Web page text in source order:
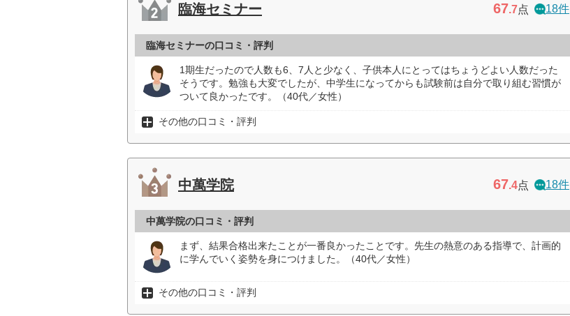
臨海セミナー 67.7点 18件
臨海セミナーの口コミ・評判
1期生だったので人数も6、7人と少なく、子供本人にとってはちょうどよい人数だった
そうです。勉強も大変でしたが、中学生になってからも試験前は自分で取り組む習慣が
ついて良かったです。（40代／女性）
その他の口コミ・評判
中萬学院 67.4点 18件
中萬学院の口コミ・評判
まず、結果合格出来たことが一番良かったことです。先生の熱意のある指導で、計画的
に学んでいく姿勢を身につけました。（40代／女性）
その他の口コミ・評判